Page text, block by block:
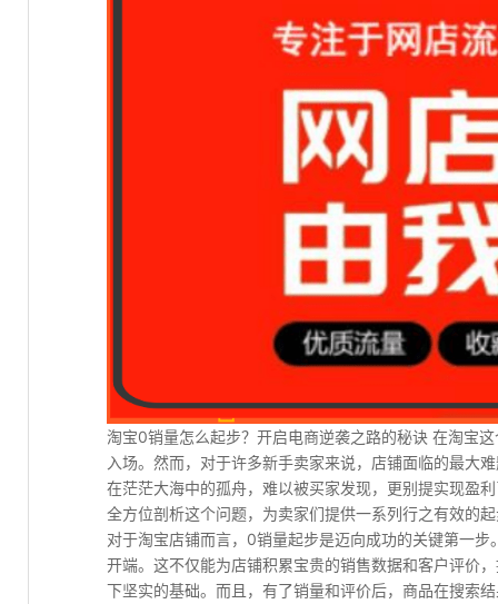
淘宝0销量怎么起步？开启电商逆袭之路的秘诀 在淘宝
入场。然而，对于许多新手卖家来说，店铺面临的最大
在茫茫大海中的孤舟，难以被买家发现，更别提实现盈
全方位剖析这个问题，为卖家们提供一系列行之有效的
对于淘宝店铺而言，0销量起步是迈向成功的关键第一
开端。这不仅能为店铺积累宝贵的销售数据和客户评价
下坚实的基础。而且，有了销量和评价后，商品在搜索